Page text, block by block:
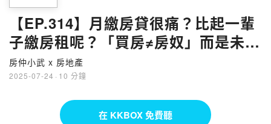
【EP.314】月繳房貸很痛？比起一輩
子繳房租呢？「買房≠房奴」而是未來
的底氣！｜仁武房仲｜數位房仲團隊
｜小武線上賞屋
房仲小武 x 房地產
2025-07-24 · 10 分鐘
在 KKBOX 免費聽